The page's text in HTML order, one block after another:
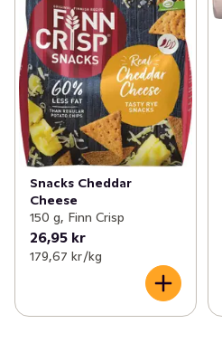
Snacks Cheddar
Cheese
150 g, Finn Crisp
26,95 kr
179,67 kr /kg